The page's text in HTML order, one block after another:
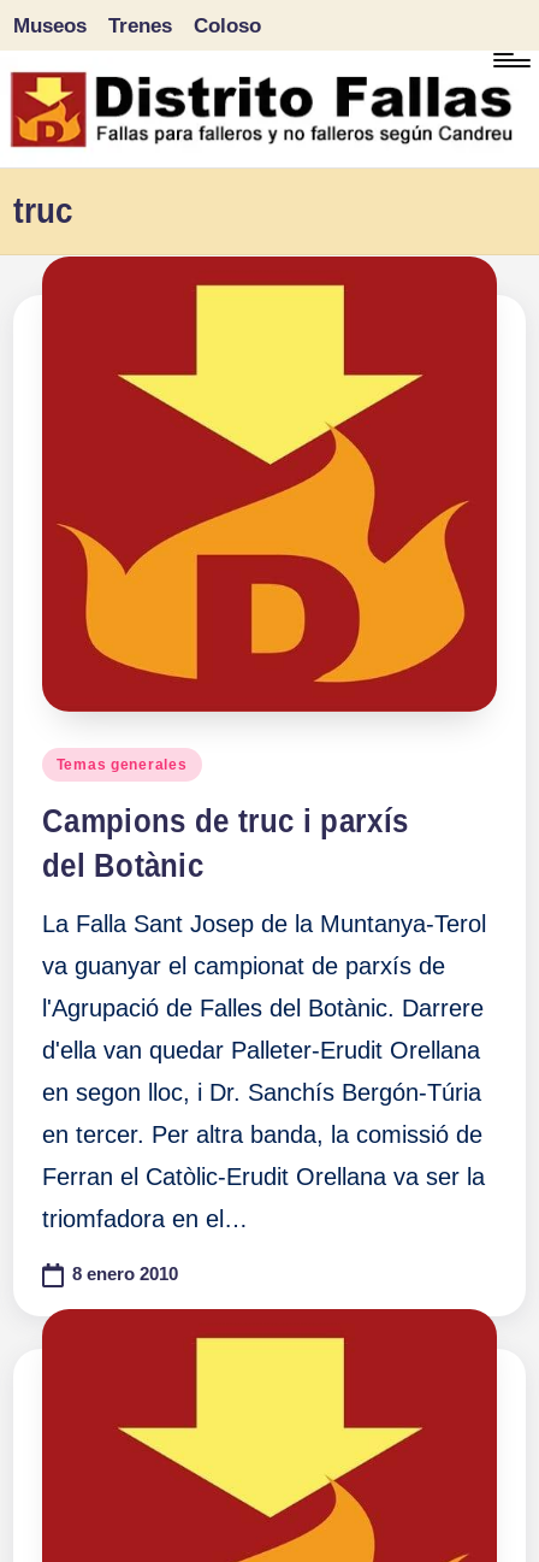
Saltar
al
Museos Trenes Coloso
truc
Publicado
Temas generales
Campions de truc i parxís
del Botànic
La Falla Sant Josep de la Muntanya-Terol
va guanyar el campionat de parxís de
l'Agrupació de Falles del Botànic. Darrere
d'ella van quedar Palleter-Erudit Orellana
en segon lloc, i Dr. Sanchís Bergón-Túria
en tercer. Per altra banda, la comissió de
Ferran el Catòlic-Erudit Orellana va ser la
triomfadora en el…
8 enero 2010